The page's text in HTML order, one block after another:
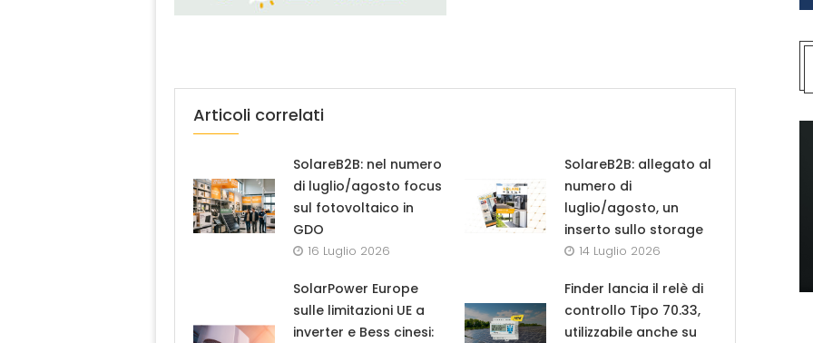
Articoli correlati
SolareB2B: nel numero
di luglio/agosto focus
sul fotovoltaico in
GDO
16 Luglio 2026
SolareB2B: allegato al
numero di
luglio/agosto, un
inserto sullo storage
14 Luglio 2026
SolarPower Europe
sulle limitazioni UE a
inverter e Bess cinesi:
Finder lancia il relè di
controllo Tipo 70.33,
utilizzabile anche su